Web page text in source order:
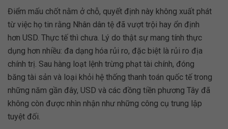
Điểm mấu chốt nằm ở chỗ, quyết định này không xuất phát
từ việc họ tin rằng Nhân dân tệ đã vượt trội hay ổn định
hơn USD. Thực tế thì chưa. Lý do thật sự mang tính thực
dụng hơn nhiều: đa dạng hóa rủi ro, đặc biệt là rủi ro địa
chính trị. Sau hàng loạt lệnh trừng phạt tài chính, đóng
băng tài sản và loại khỏi hệ thống thanh toán quốc tế trong
những năm gần đây, USD và các đồng tiền phương Tây đã
không còn được nhìn nhận như những công cụ trung lập
tuyệt đối.